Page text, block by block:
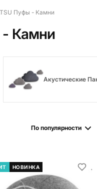
Пуфы - Камни
- Камни
Акустические
По популярности
НОВИНКА